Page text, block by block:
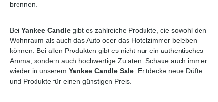
brennen.
Bei Yankee Candle gibt es zahlreiche Produkte, die sowohl den
Wohnraum als auch das Auto oder das Hotelzimmer beleben
können. Bei allen Produkten gibt es nicht nur ein authentisches
Aroma, sondern auch hochwertige Zutaten. Schaue auch immer
wieder in unserem Yankee Candle Sale . Entdecke neue Düfte
und Produkte für einen günstigen Preis.